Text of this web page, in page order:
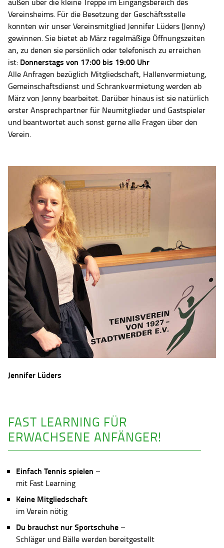
außen über die kleine Treppe im Eingangsbereich des
Vereinsheims. Für die Besetzung der Geschäftsstelle
konnten wir unser Vereinsmitglied Jennifer Lüders (Jenny)
gewinnen. Sie bietet ab März regelmäßige Öffnungszeiten
an, zu denen sie persönlich oder telefonisch zu erreichen
ist: Donnerstags von 17:00 bis 19:00 Uhr
Alle Anfragen bezüglich Mitgliedschaft, Hallenvermietung,
Gemeinschaftsdienst und Schrankvermietung werden ab
März von Jenny bearbeitet. Darüber hinaus ist sie natürlich
erster Ansprechpartner für Neumitglieder und Gastspieler
und beantwortet auch sonst gerne alle Fragen über den
Verein.
Jennifer Lüders
FAST LEARNING FÜR
ERWACHSENE ANFÄNGER!
Einfach Tennis spielen –
mit Fast Learning
Keine Mitgliedschaft
im Verein nötig
Du brauchst nur Sportschuhe –
Schläger und Bälle werden bereitgestellt